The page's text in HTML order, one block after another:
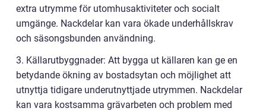
extra utrymme för utomhusaktiviteter och socialt
umgänge. Nackdelar kan vara ökade underhållskrav
och säsongsbunden användning.
3. Källarutbyggnader: Att bygga ut källaren kan ge en
betydande ökning av bostadsytan och möjlighet att
utnyttja tidigare underutnyttjade utrymmen. Nackdelar
kan vara kostsamma grävarbeten och problem med